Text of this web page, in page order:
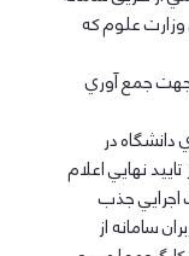
علوم كه
جهت جمع آوري
دانشگاه در
نهايي اعلام
اجرايي جذب
سامانه از